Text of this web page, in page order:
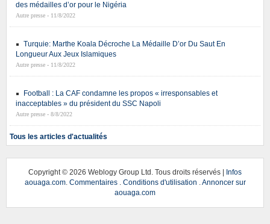
des médailles d’or pour le Nigéria
Autre presse - 11/8/2022
Turquie: Marthe Koala Décroche La Médaille D’or Du Saut En
Longueur Aux Jeux Islamiques
Autre presse - 11/8/2022
Football : La CAF condamne les propos « irresponsables et
inacceptables » du président du SSC Napoli
Autre presse - 8/8/2022
Tous les articles d'actualités
Copyright © 2026 Weblogy Group Ltd. Tous droits réservés |
Infos
aouaga.com. Commentaires. Conditions d'utilisation .Annoncer sur
aouaga.com